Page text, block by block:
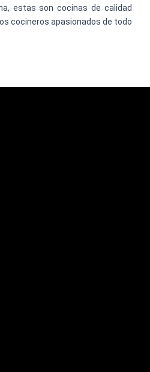
estas son cocinas de calidad
cocineros apasionados de todo